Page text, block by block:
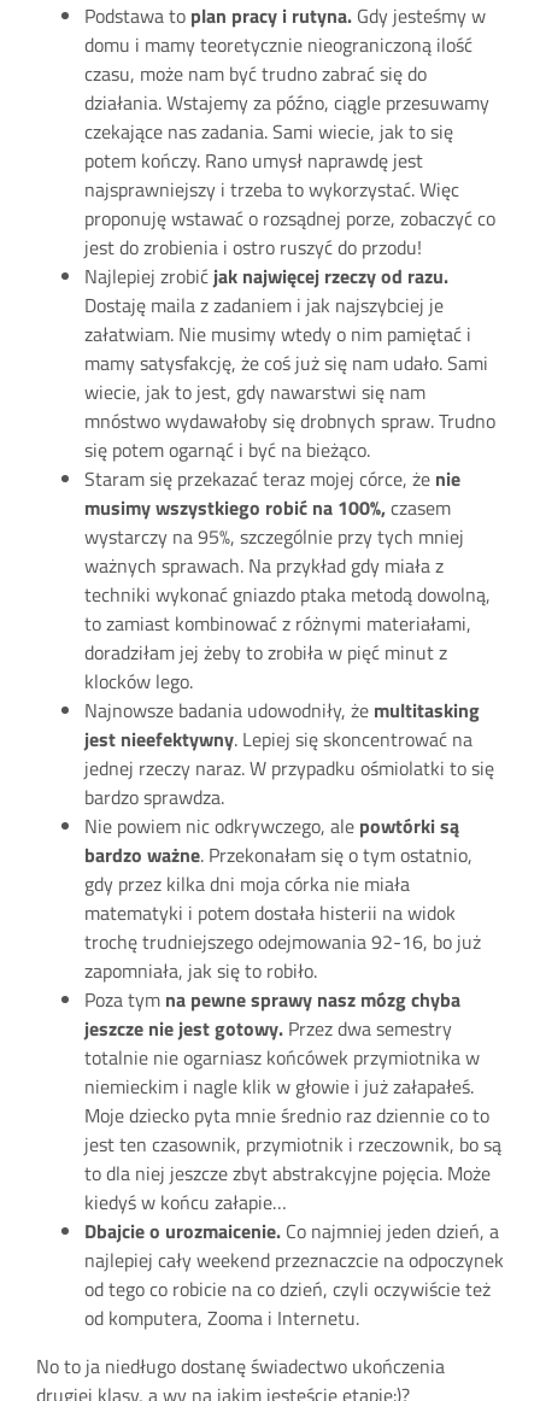
Podstawa to plan pracy i rutyna. Gdy jesteśmy w
domu i mamy teoretycznie nieograniczoną ilość
czasu, może nam być trudno zabrać się do
działania. Wstajemy za późno, ciągle przesuwamy
czekające nas zadania. Sami wiecie, jak to się
potem kończy. Rano umysł naprawdę jest
najsprawniejszy i trzeba to wykorzystać. Więc
proponuję wstawać o rozsądnej porze, zobaczyć co
jest do zrobienia i ostro ruszyć do przodu!
Najlepiej zrobić jak najwięcej rzeczy od razu.
Dostaję maila z zadaniem i jak najszybciej je
załatwiam. Nie musimy wtedy o nim pamiętać i
mamy satysfakcję, że coś już się nam udało. Sami
wiecie, jak to jest, gdy nawarstwi się nam
mnóstwo wydawałoby się drobnych spraw. Trudno
się potem ogarnąć i być na bieżąco.
Staram się przekazać teraz mojej córce, że nie
musimy wszystkiego robić na 100%,czasem
wystarczy na 95%, szczególnie przy tych mniej
ważnych sprawach. Na przykład gdy miała z
techniki wykonać gniazdo ptaka metodą dowolną,
to zamiast kombinować z różnymi materiałami,
doradziłam jej żeby to zrobiła w pięć minut z
klocków lego.
Najnowsze badania udowodniły, że multitasking
jest nieefektywny. Lepiej się skoncentrować na
jednej rzeczy naraz. W przypadku ośmiolatki to się
bardzo sprawdza.
Nie powiem nic odkrywczego, ale powtórki są
bardzo ważne. Przekonałam się o tym ostatnio,
gdy przez kilka dni moja córka nie miała
matematyki i potem dostała histerii na widok
trochę trudniejszego odejmowania 92-16, bo już
zapomniała, jak się to robiło.
Poza tym na pewne sprawy nasz mózg chyba
jeszcze nie jest gotowy. Przez dwa semestry
totalnie nie ogarniasz końcówek przymiotnika w
niemieckim i nagle klik w głowie i już załapałeś.
Moje dziecko pyta mnie średnio raz dziennie co to
jest ten czasownik, przymiotnik i rzeczownik, bo są
to dla niej jeszcze zbyt abstrakcyjne pojęcia. Może
kiedyś w końcu załapie…
Dbajcie o urozmaicenie. Co najmniej jeden dzień, a
najlepiej cały weekend przeznaczcie na odpoczynek
od tego co robicie na co dzień, czyli oczywiście też
od komputera, Zooma i Internetu.
No to ja niedługo dostanę świadectwo ukończenia